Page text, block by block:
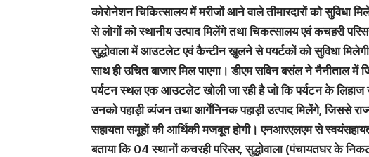
कोरोनेशन चिकित्सालय में मरीजों आने वाले तीमारदारों को
से लोगों को स्थानीय उत्पाद मिलेंगे तथा चिकत्सालय एवं कचहरी
सुद्धोवाला में आउटलेट एवं कैन्टीन खुलने से पयर्टकों को सुविधा
साथ ही उचित बाजार मिल पाएगा। डीएम सविन बसंल ने नैनीताल
पर्यटन स्थल एक आउटलेट खोली जा रही है जो कि पर्यटन के लिहाज
उनको पहाड़ी व्यंजन तथा आर्गेनिनक पहाड़ी उत्पाद मिलेंगे, जिससे
सहायता समूहों की आर्थिकी मजबूत होगी। एनआरएलएम से
बताया कि 04 स्थानों कचरही परिसर, सुद्धोवाला (पंचायतघर के